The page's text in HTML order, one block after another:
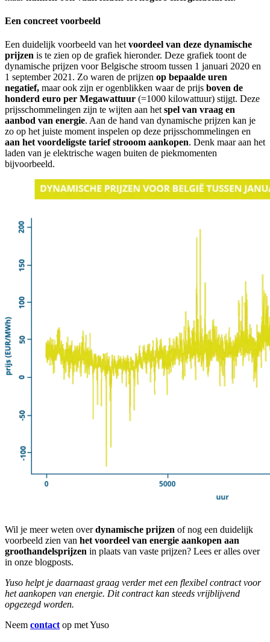
Een concreet voorbeeld
Een duidelijk voorbeeld van hetvoordeel van deze dynamische
prijzen is te zien op de grafiek hieronder. Deze grafiek toont de
dynamische prijzen voor Belgische stroom tussen 1 januari 2020 en
1 september 2021. Zo waren de prijzen op bepaalde uren
negatief, maar ook zijn er ogenblikken waar de prijs boven de
honderd euro per Megawattuur (=1000 kilowattuur) stijgt. Deze
prijsschommelingen zijn te wijten aan hetspel van vraag en
aanbod van energie. Aan de hand van dynamische prijzen kan je
zo op het juiste moment inspelen op deze prijsschommelingen en
aan het voordeligste tarief strooom aankopen. Denk maar aan het
laden van je elektrische wagen buiten de piekmomenten
bijvoorbeeld.
Wil je meer weten overdynamische prijzen of nog een duidelijk
voorbeeld zien van het voordeel van energie aankopen aan
groothandelsprijzen in plaats van vaste prijzen? Lees er alles over
in onze blogposts.
Yuso helpt je daarnaast graag verder met een flexibel contract voor
het aankopen van energie. Dit contract kan steeds vrijblijvend
opgezegd worden.
Neem contactop met Yuso